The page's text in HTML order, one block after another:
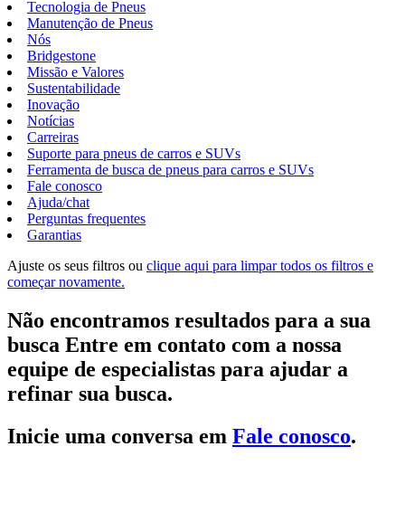
Tecnologia de Pneus
Manutenção de Pneus
Nós
Bridgestone
Missão e Valores
Sustentabilidade
Inovação
Notícias
Carreiras
Suporte para pneus de carros e SUVs
Ferramenta de busca de pneus para carros e SUVs
Fale conosco
Ajuda/chat
Perguntas frequentes
Garantias
Ajuste os seus filtros ou clique aqui para limpar todos os filtros e
começar novamente.
Não encontramos resultados para a sua
busca Entre em contato com a nossa
equipe de especialistas para ajudar a
refinar sua busca.
Inicie uma conversa em Fale conosco.